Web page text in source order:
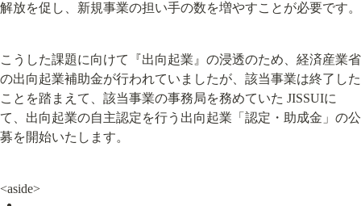
解放を促し、新規事業の担い手の数を増やすことが必要です。
こうした課題に向けて『出向起業』の浸透のため、経済産業省
の出向起業補助金が行われていましたが、該当事業は終了した
ことを踏まえて、該当事業の事務局を務めていた JISSUIに
て、出向起業の自主認定を行う出向起業「認定・助成金」の公
募を開始いたします。
<aside>